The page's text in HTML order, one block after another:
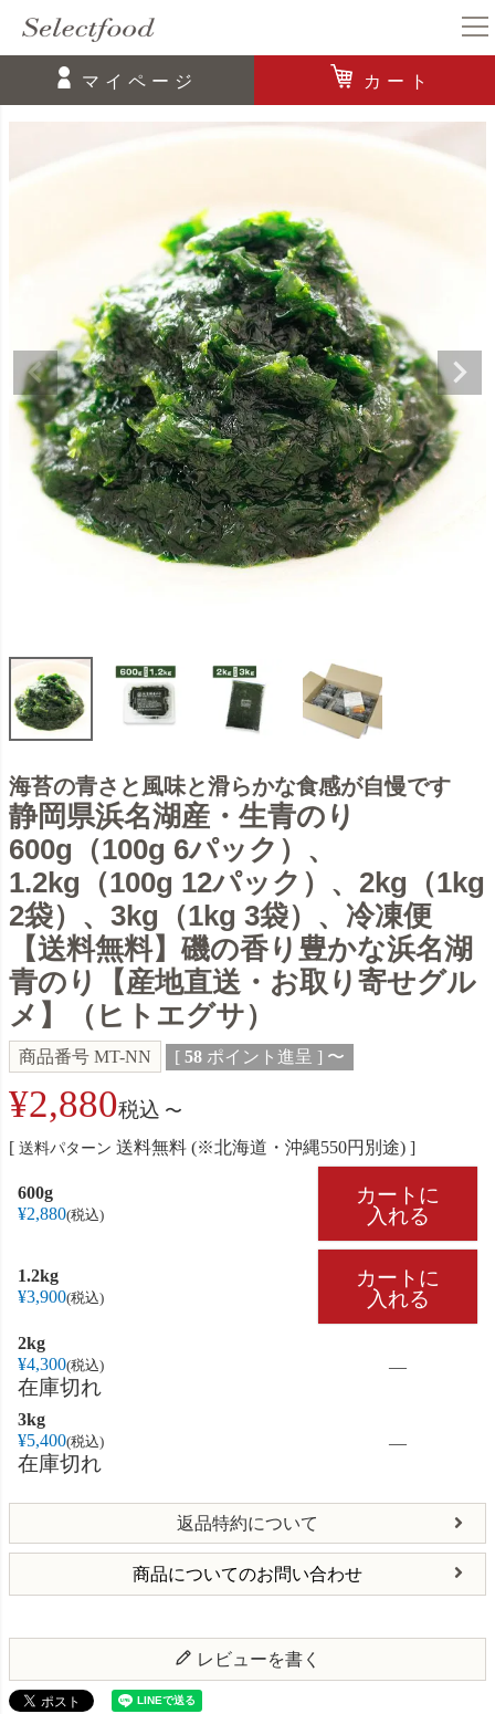
マイページ カート
海苔の青さと風味と滑らかな食感が自慢です
静岡県浜名湖産・生青のり
600g（100g 6パック）、
1.2kg（100g 12パック）、2kg（1kg
2袋）、3kg（1kg 3袋）、冷凍便
【送料無料】磯の香り豊かな浜名湖
青のり【産地直送・お取り寄せグル
メ】（ヒトエグサ）
商品番号 MT-NN [ 58 ポイント進呈 ] 〜
¥2,880税込 〜
送料パターン 送料無料 (※北海道・沖縄550円別途)
600g
¥2,880 税込
カートに
入れる
1.2kg
¥3,900 税込
カートに
入れる
2kg
¥4,300 税込
在庫切れ
—
3kg
¥5,400 税込
在庫切れ
—
返品特約について
商品についてのお問い合わせ
レビューを書く